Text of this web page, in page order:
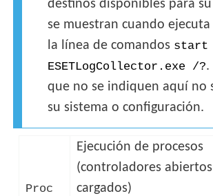
destinos disponibles para
se muestran cuando
la línea de comandos start
ESETLogCollector.exe /?.
que no se indiquen aquí no
su sistema o configuración.
Proc
Ejecución de procesos
(controladores abiertos
cargados)